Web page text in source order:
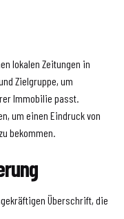
lokalen Zeitungen in
Zielgruppe, um
Immobilie passt.
um einen Eindruck von
bekommen.
Überschrift, die